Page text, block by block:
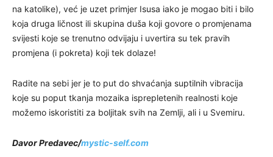
na katolike), već je uzet primjer Isusa iako je mogao biti i bilo
koja druga ličnost ili skupina duša koji govore o promjenama
svijesti koje se trenutno odvijaju i uvertira su tek pravih
promjena (i pokreta) koji tek dolaze!
Radite na sebi jer je to put do shvaćanja suptilnih vibracija
koje su poput tkanja mozaika isprepletenih realnosti koje
možemo iskoristiti za boljitak svih na Zemlji, ali i u Svemiru.
Davor Predavec/mystic-self.com